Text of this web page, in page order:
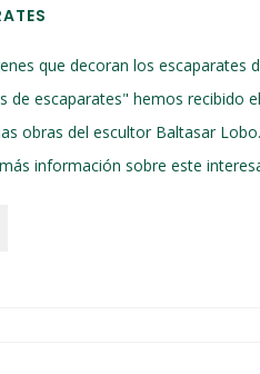
que decoran los
de escaparates" hemos recibido
obras del escultor Baltasar
información sobre este